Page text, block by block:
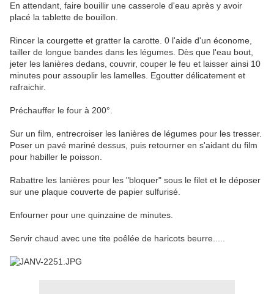
En attendant, faire bouillir une casserole d'eau après y avoir
placé la tablette de bouillon.
Rincer la courgette et gratter la carotte. 0 l'aide d'un économe,
tailler de longue bandes dans les légumes. Dès que l'eau bout,
jeter les lanières dedans, couvrir, couper le feu et laisser ainsi 10
minutes pour assouplir les lamelles. Egoutter délicatement et
rafraichir.
Préchauffer le four à 200°.
Sur un film, entrecroiser les lanières de légumes pour les tresser.
Poser un pavé mariné dessus, puis retourner en s'aidant du film
pour habiller le poisson.
Rabattre les lanières pour les "bloquer" sous le filet et le déposer
sur une plaque couverte de papier sulfurisé.
Enfourner pour une quinzaine de minutes.
Servir chaud avec une tite poêlée de haricots beurre.....